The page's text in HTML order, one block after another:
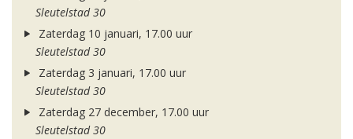
Sleutelstad 30
Zaterdag 10 januari, 17.00 uur
Sleutelstad 30
Zaterdag 3 januari, 17.00 uur
Sleutelstad 30
Zaterdag 27 december, 17.00 uur
Sleutelstad 30